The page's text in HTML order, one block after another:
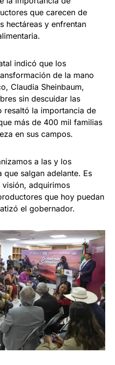
que carecen de
hectáreas y enfrentan
indicó que los
de la mano
Claudia Sheinbaum,
sin descuidar las
resaltó la importancia de
más de 400 mil familias
en sus campos.
a las y los
salgan adelante. Es
adquirimos
que hoy puedan
el gobernador.